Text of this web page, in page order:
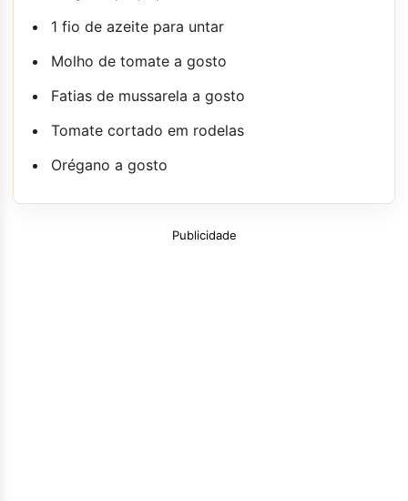
1 fio de azeite para untar
Molho de tomate a gosto
Fatias de mussarela a gosto
Tomate cortado em rodelas
Orégano a gosto
Publicidade